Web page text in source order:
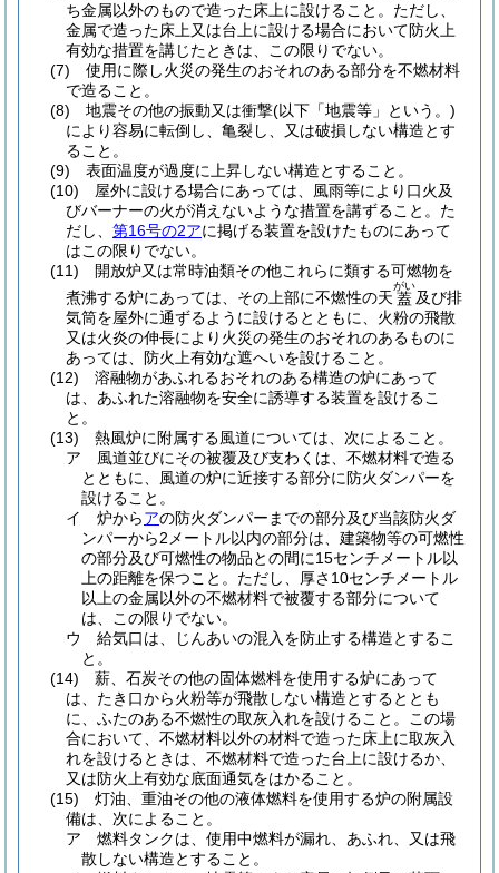
ち金属以外のもので造った床上に設けること。 ただし、
金属で造った床上又は台上に設ける場合において防火上
有効な措置を講じたときは、この限りでない。
(7)
使用に際し火災の発生のおそれのある部分を不燃材料
で造ること。
(8)
地震その他の振動又は衝撃(以下「地震等」という。)
により容易に転倒し、亀裂し、又は破損しない構造とす
ること。
(9)
表面温度が過度に上昇しない構造とすること。
(10)
屋外に設ける場合にあっては、風雨等により口火及
びバーナーの火が消えないような措置を講ずること。 た
だし、 第16号の2アに掲げる装置を設けたものにあって
はこの限りでない。
(11)
開放炉又は常時油類その他これらに類する可燃物を
煮沸する炉にあっては、その上部に不燃性の天 蓋
がい
及び排
気筒を屋外に通ずるように設けるとともに、火粉の飛散
又は火炎の伸長により火災の発生のおそれのあるものに
あっては、防火上有効な遮へいを設けること。
(12)
溶融物があふれるおそれのある構造の炉にあって
は、あふれた溶融物を安全に誘導する装置を設けるこ
と。
(13)
熱風炉に附属する風道については、次によること。
ア
風道並びにその被覆及び支わくは、不燃材料で造る
とともに、風道の炉に近接する部分に防火ダンパーを
設けること。
イ
炉からアの防火ダンパーまでの部分及び当該防火ダ
ンパーから2メートル以内の部分は、建築物等の可燃性
の部分及び可燃性の物品との間に15センチメートル以
上の距離を保つこと。 ただし、厚さ10センチメートル
以上の金属以外の不燃材料で被覆する部分について
は、この限りでない。
ウ
給気口は、じんあいの混入を防止する構造とするこ
と。
(14)
薪、石炭その他の固体燃料を使用する炉にあって
は、たき口から火粉等が飛散しない構造とするととも
に、ふたのある不燃性の取灰入れを設けること。
この場
合において、不燃材料以外の材料で造った床上に取灰入
れを設けるときは、不燃材料で造った台上に設けるか、
又は防火上有効な底面通気をはかること。
(15)
灯油、重油その他の液体燃料を使用する炉の附属設
備は、次によること。
ア
燃料タンクは、使用中燃料が漏れ、あふれ、又は飛
散しない構造とすること。